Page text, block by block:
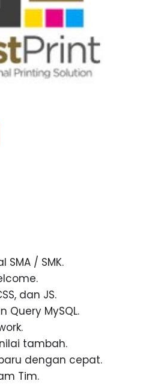
/ SMK.
dan JS.
Query MySQL.
tambah.
dengan cepat.
Tim.